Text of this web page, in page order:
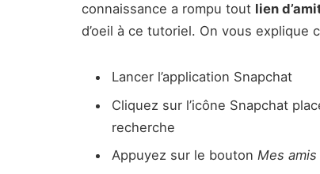
connaissance a rompu tout lien
d’oeil à ce tutoriel. On vous explique
Lancer l’application Snapchat
Cliquez sur l’icône Snapchat
recherche
Appuyez sur le bouton Mes amis